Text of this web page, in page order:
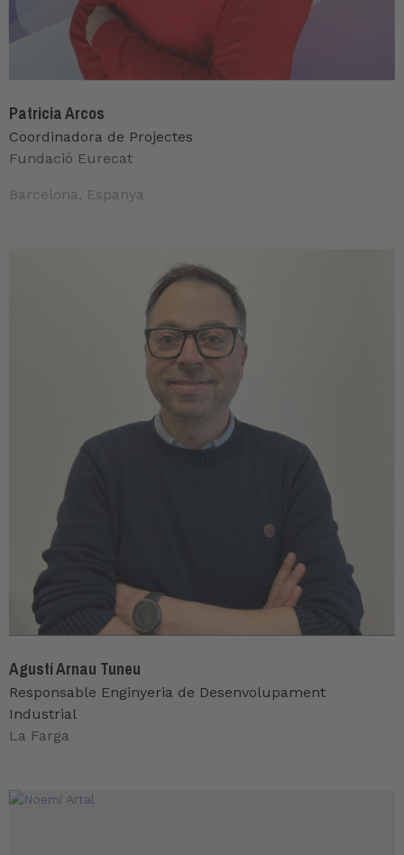
Patricia Arcos
Coordinadora de Projectes
Fundació Eurecat
Barcelona, Espanya
Agustí Arnau Tuneu
Responsable Enginyeria de Desenvolupament
Industrial
La Farga